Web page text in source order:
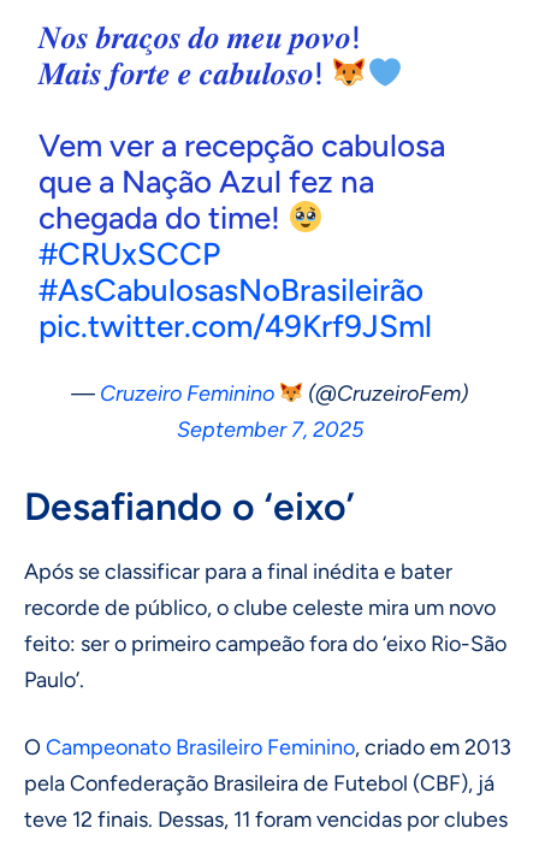
𝑵𝒐𝒔 𝒃𝒓𝒂𝒄̧𝒐𝒔 𝒅𝒐 𝒎𝒆𝒖 𝒑𝒐𝒗𝒐!
𝑴𝒂𝒊𝒔 𝒇𝒐𝒓𝒕𝒆 𝒆 𝒄𝒂𝒃𝒖𝒍𝒐𝒔𝒐!
Vem ver a recepção cabulosa
que a Nação Azul fez na
chegada do time!
#CRUxSCCP
#AsCabulosasNoBrasileirão
pic.twitter.com/49Krf9JSml
— Cruzeiro Feminino
(@CruzeiroFem)
September 7, 2025
Desafiando o ‘eixo’
Após se classificar para a final inédita e bater
recorde de público, o clube celeste mira um novo
feito: ser o primeiro campeão fora do ‘eixo Rio-São
Paulo’.
OCampeonato Brasileiro Feminino, criado em 2013
pela Confederação Brasileira de Futebol (CBF), já
teve 12 finais. Dessas, 11 foram vencidas por clubes